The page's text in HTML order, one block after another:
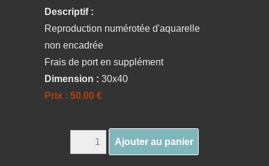
Descriptif :
Reproduction numérotée d'aquarelle
non encadrée
Frais de port en supplément
Dimension : 30x40
Prix : 50.00 €
Ajouter au panier